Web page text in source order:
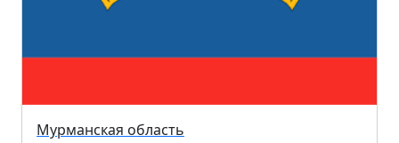
Мурманская область